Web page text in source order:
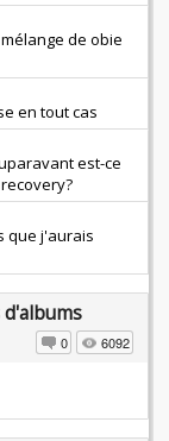
de obie
en tout cas
est-ce
que j'aurais
0 6092